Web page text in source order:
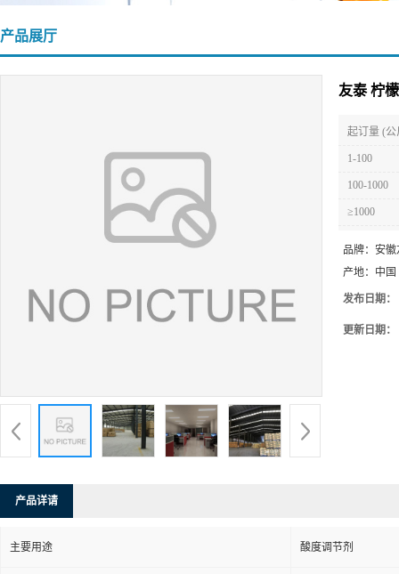
产品展厅
友泰 柠
起订量 (公
1-100
100-1000
≥1000
品牌： 安徽
产地： 中国
发布日期：
更新日期：
产品详请
主要用途 酸度调节剂